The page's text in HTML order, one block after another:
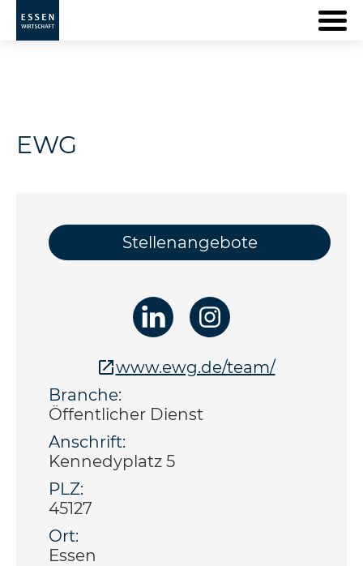
EWG
Stellenangebote
www.ewg.de/team/
Branche:
Öffentlicher Dienst
Anschrift:
Kennedyplatz 5
PLZ:
45127
Ort:
Essen